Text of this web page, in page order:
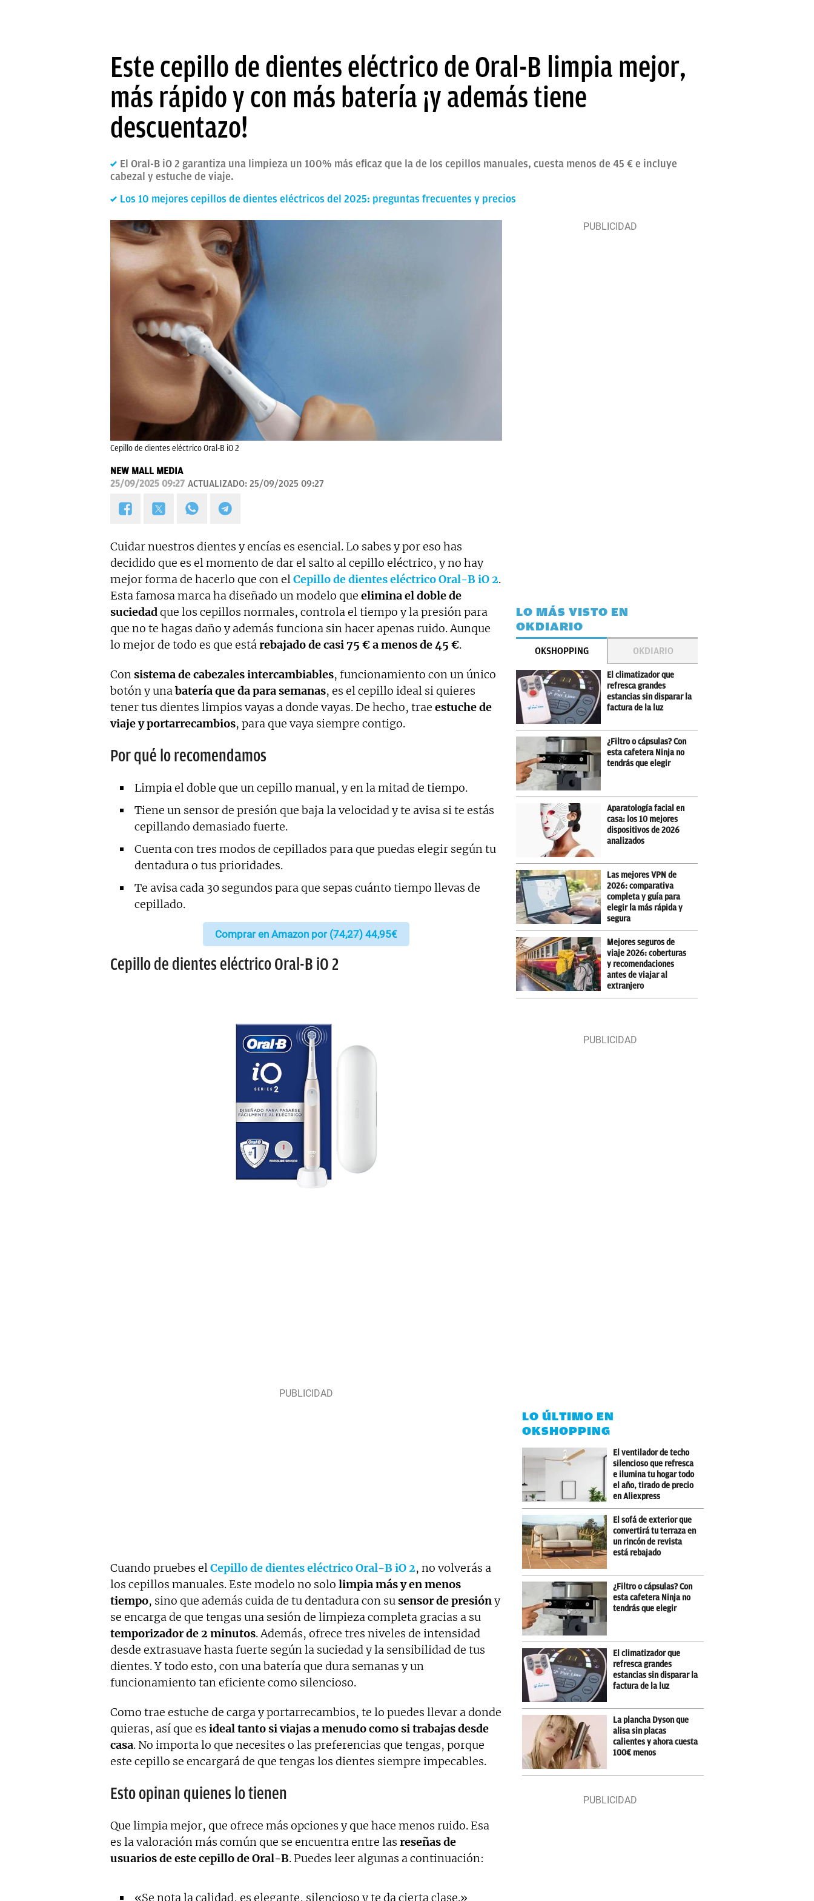
Este cepillo de dientes eléctrico de Oral-B limpia mejor,
más rápido y con más batería ¡y además tiene
descuentazo!
El Oral-B iO 2 garantiza una limpieza un 100% más eficaz que la de los cepillos manuales, cuesta menos de 45 € e incluye
cabezal y estuche de viaje.
Los 10 mejores cepillos de dientes eléctricos del 2025: preguntas frecuentes y precios
Cepillo de dientes eléctrico Oral-B iO 2
NEW MALL MEDIA
25/09/2025 09:27 ACTUALIZADO: 25/09/2025 09:27
Cuidar nuestros dientes y encías es esencial. Lo sabes y por eso has
decidido que es el momento de dar el salto al cepillo eléctrico, y no hay
mejor forma de hacerlo que con elCepillo de dientes eléctrico Oral-B iO 2.
Esta famosa marca ha diseñado un modelo que elimina el doble de
suciedadque los cepillos normales, controla el tiempo y la presión para
que no te hagas daño y además funciona sin hacer apenas ruido. Aunque
lo mejor de todo es que estárebajado de casi 75 € a menos de 45 €.
Consistema de cabezales intercambiables, funcionamiento con un único
botón y unabatería que da para semanas, es el cepillo ideal si quieres
tener tus dientes limpios vayas a donde vayas. De hecho, trae estuche de
viaje y portarrecambios, para que vaya siempre contigo.
Por qué lo recomendamos
Limpia el doble que un cepillo manual, y en la mitad de tiempo.
Tiene un sensor de presión que baja la velocidad y te avisa si te estás
cepillando demasiado fuerte.
Cuenta con tres modos de cepillados para que puedas elegir según tu
dentadura o tus prioridades.
Te avisa cada 30 segundos para que sepas cuánto tiempo llevas de
cepillado.
Comprar en Amazon por (74,27) 44,95€
Cepillo de dientes eléctrico Oral-B iO 2
Cuando pruebes elCepillo de dientes eléctrico Oral-B iO 2, no volverás a
los cepillos manuales. Este modelo no solo limpia más y en menos
tiempo, sino que además cuida de tu dentadura con susensor de presióny
se encarga de que tengas una sesión de limpieza completa gracias a su
temporizador de 2 minutos. Además, ofrece tres niveles de intensidad
desde extrasuave hasta fuerte según la suciedad y la sensibilidad de tus
dientes. Y todo esto, con una batería que dura semanas y un
funcionamiento tan eficiente como silencioso.
Como trae estuche de carga y portarrecambios, te lo puedes llevar a donde
quieras, así que es ideal tanto si viajas a menudo como si trabajas desde
casa. No importa lo que necesites o las preferencias que tengas, porque
este cepillo se encargará de que tengas los dientes siempre impecables.
Esto opinan quienes lo tienen
Que limpia mejor, que ofrece más opciones y que hace menos ruido. Esa
es la valoración más común que se encuentra entre las reseñas de
usuarios de este cepillo de Oral-B. Puedes leer algunas a continuación:
«Se nota la calidad, es elegante, silencioso y te da cierta clase.»
LO MÁS VISTO EN
OKDIARIO
OKSHOPPING OKDIARIO
El climatizador que
refresca grandes
estancias sin disparar la
factura de la luz
¿Filtro o cápsulas? Con
esta cafetera Ninja no
tendrás que elegir
Aparatología facial en
casa: los 10 mejores
dispositivos de 2026
analizados
Las mejores VPN de
2026: comparativa
completa y guía para
elegir la más rápida y
segura
Mejores seguros de
viaje 2026: coberturas
y recomendaciones
antes de viajar al
extranjero
LO ÚLTIMO EN
OKSHOPPING
El ventilador de techo
silencioso que refresca
e ilumina tu hogar todo
el año, tirado de precio
en Aliexpress
El sofá de exterior que
convertirá tu terraza en
un rincón de revista
está rebajado
¿Filtro o cápsulas? Con
esta cafetera Ninja no
tendrás que elegir
El climatizador que
refresca grandes
estancias sin disparar la
factura de la luz
La plancha Dyson que
alisa sin placas
calientes y ahora cuesta
100€ menos